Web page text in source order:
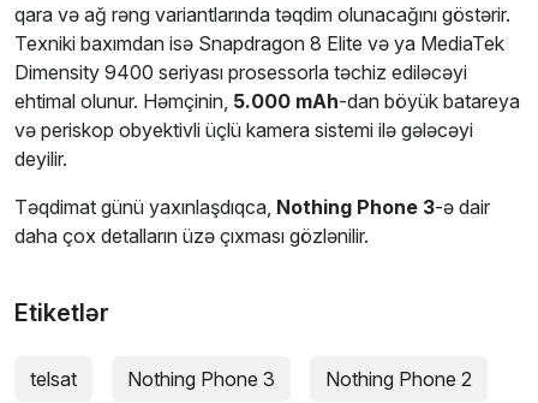
qara və ağ rəng variantlarında təqdim olunacağını göstərir.
Texniki baxımdan isə Snapdragon 8 Elite və ya MediaTek
Dimensity 9400 seriyası prosessorla təchiz ediləcəyi
ehtimal olunur. Həmçinin, 5.000 mAh-dan böyük batareya
və periskop obyektivli üçlü kamera sistemi ilə gələcəyi
deyilir.
Təqdimat günü yaxınlaşdıqca, Nothing Phone 3-ə dair
daha çox detalların üzə çıxması gözlənilir.
Etiketlər
telsat Nothing Phone 3 Nothing Phone 2